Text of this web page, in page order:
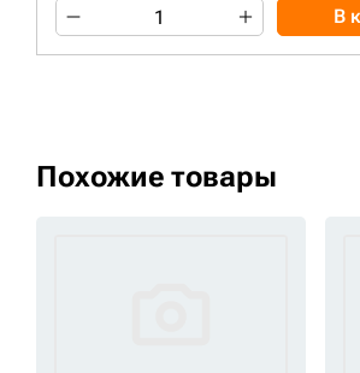
В
Похожие товары